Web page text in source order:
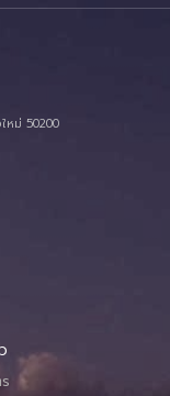
หม่ 50200